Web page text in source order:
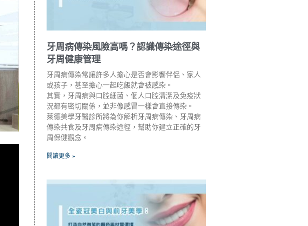
牙周病傳染風險高嗎？認識傳染途徑與
牙周健康管理
牙周病傳染常讓許多人擔心是否會影響伴侶、家人
或孩子，甚至擔心一起吃飯就會被感染。
其實，牙周病與口腔細菌、個人口腔清潔及免疫狀
況都有密切關係，並非像感冒一樣會直接傳染。
萊德美學牙醫診所將為你解析牙周病傳染、牙周病
傳染共食及牙周病傳染途徑，幫助你建立正確的牙
周保健觀念。
閱讀更多 »